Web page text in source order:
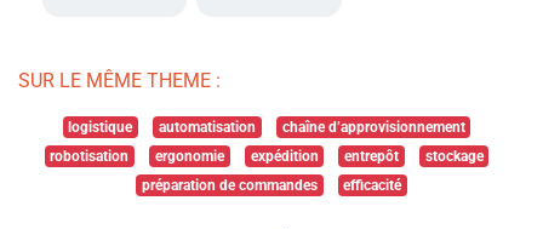
SUR LE MÊME THEME :
logistique automatisation
chaîne d’approvisionnement
robotisation
ergonomie expédition entrepôt
stockage
préparation de commandes
efficacité